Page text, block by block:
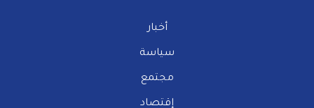
أخبار
سياسة
مجتمع
إقتصاد